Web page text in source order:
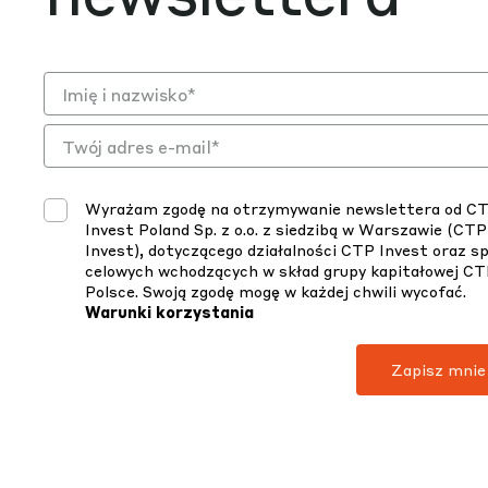
Wyrażam zgodę na otrzymywanie newslettera od
Invest Poland Sp. z o.o. z siedzibą w Warszawie (CTP
Invest), dotyczącego działalności CTP Invest oraz
celowych wchodzących w skład grupy kapitałowej
Polsce. Swoją zgodę mogę w każdej chwili wycofać.
Warunki korzystania